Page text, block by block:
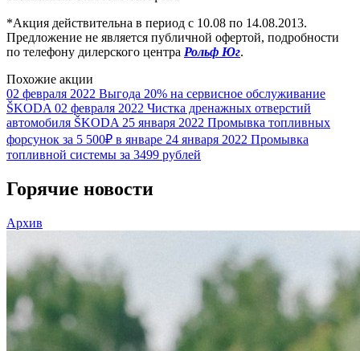
*Акция действительна в период с 10.08 по 14.08.2013.
Предложение не является публичной офертой, подробности
по телефону дилерского центра Рольф Юг.
Похожие акции
02 февраля 2022 Выгода 20% на сервисное обслуживание
ŠKODA 02 февраля 2022 Чистка дренажных отверстий
автомобиля ŠKODA 25 января 2022 Промывка топливных
форсунок за 5 500₽ в январе 24 января 2022 Промывка
топливной системы за 3499 рублей
Горячие новости
Архив